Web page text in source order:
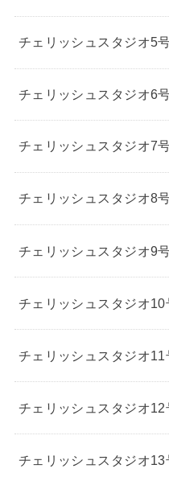
チェリッシュスタジオ5
チェリッシュスタジオ6
チェリッシュスタジオ7
チェリッシュスタジオ8
チェリッシュスタジオ9
チェリッシュスタジオ10
チェリッシュスタジオ11
チェリッシュスタジオ12
チェリッシュスタジオ13